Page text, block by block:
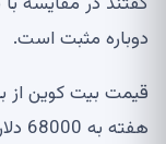
دوباره مثبت است.
هفته